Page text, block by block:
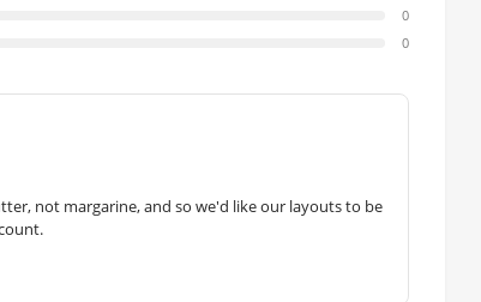
0
0
not margarine, and so we'd like our layouts to be